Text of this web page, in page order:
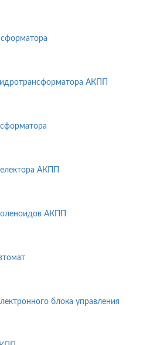
АКПП
АКПП
АКПП
блока управления